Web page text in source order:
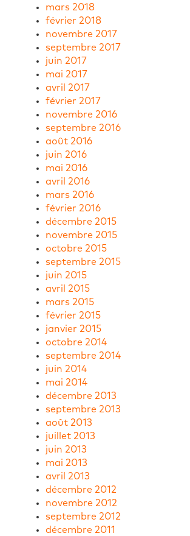
mars 2018
février 2018
novembre 2017
septembre 2017
juin 2017
mai 2017
avril 2017
février 2017
novembre 2016
septembre 2016
août 2016
juin 2016
mai 2016
avril 2016
mars 2016
février 2016
décembre 2015
novembre 2015
octobre 2015
septembre 2015
juin 2015
avril 2015
mars 2015
février 2015
janvier 2015
octobre 2014
septembre 2014
juin 2014
mai 2014
décembre 2013
septembre 2013
août 2013
juillet 2013
juin 2013
mai 2013
avril 2013
décembre 2012
novembre 2012
septembre 2012
décembre 2011